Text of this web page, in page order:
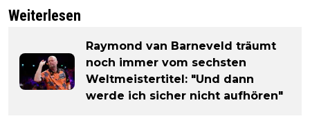
Weiterlesen
Raymond van Barneveld träumt
noch immer vom sechsten
Weltmeistertitel: "Und dann
werde ich sicher nicht aufhören"